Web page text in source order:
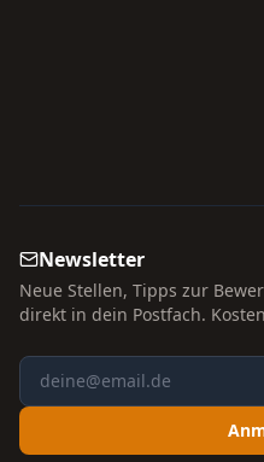
Newsletter
Neue Stellen, Tipps zur
direkt in dein Postfach.